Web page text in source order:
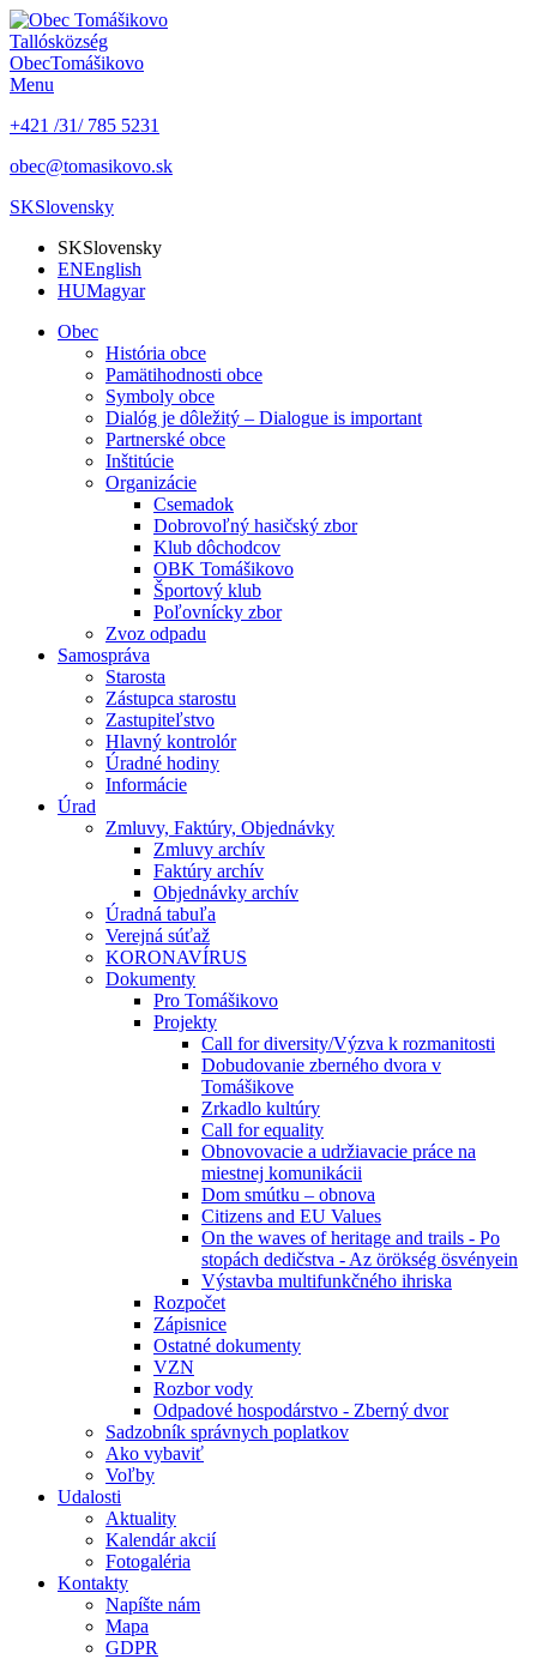
Tallósközség
ObecTomášikovo
Menu
+421 /31/ 785 5231
obec@tomasikovo.sk
SKSlovensky
SKSlovensky
ENEnglish
HUMagyar
Obec
História obce
Pamätihodnosti obce
Symboly obce
Dialóg je dôležitý – Dialogue is important
Partnerské obce
Inštitúcie
Organizácie
Csemadok
Dobrovoľný hasičský zbor
Klub dôchodcov
OBK Tomášikovo
Športový klub
Poľovnícky zbor
Zvoz odpadu
Samospráva
Starosta
Zástupca starostu
Zastupiteľstvo
Hlavný kontrolór
Úradné hodiny
Informácie
Úrad
Zmluvy, Faktúry, Objednávky
Zmluvy archív
Faktúry archív
Objednávky archív
Úradná tabuľa
Verejná súťaž
KORONAVÍRUS
Dokumenty
Pro Tomášikovo
Projekty
Call for diversity/Výzva k rozmanitosti
Dobudovanie zberného dvora v
Tomášikove
Zrkadlo kultúry
Call for equality
Obnovovacie a udržiavacie práce na
miestnej komunikácii
Dom smútku – obnova
Citizens and EU Values
On the waves of heritage and trails - Po
stopách dedičstva - Az örökség ösvényein
Výstavba multifunkčného ihriska
Rozpočet
Zápisnice
Ostatné dokumenty
VZN
Rozbor vody
Odpadové hospodárstvo - Zberný dvor
Sadzobník správnych poplatkov
Ako vybaviť
Voľby
Udalosti
Aktuality
Kalendár akcií
Fotogaléria
Kontakty
Napíšte nám
Mapa
GDPR